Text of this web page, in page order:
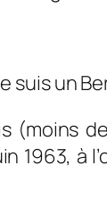
suis un
(moins
1963, à